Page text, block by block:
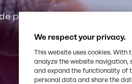
productos, experiencia
We respect your privacy.
This website uses cookies.
analyze the website
and expand the functionality of
personal data and share the